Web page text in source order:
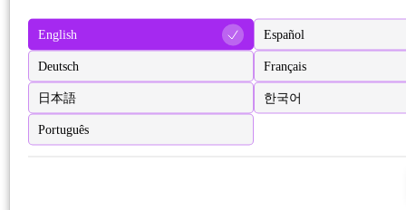
English Español
Deutsch Français
日本語 한국어
Português